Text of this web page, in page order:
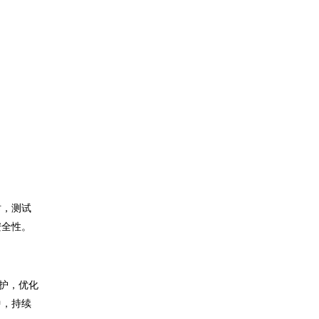
测试
性。
，优化
持续